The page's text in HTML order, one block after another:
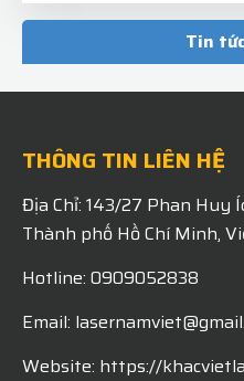
TẤM INOX
LASER NAM
CHUYÊN
MON 07, 2026
Tin
THÔNG TIN LIÊN HỆ
Địa Chỉ: 143/27 Phan Huy
Thành phố Hồ Chí Minh,
Hotline: 0909052838
Email:
Website: https://